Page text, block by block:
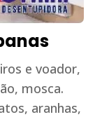
e voador,
mosca.
aranhas,